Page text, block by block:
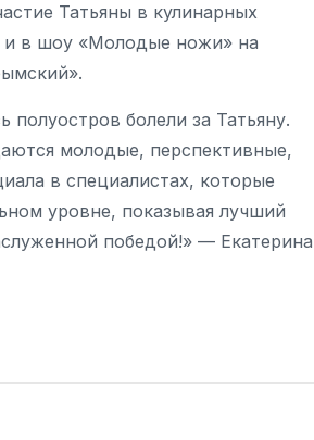
Татьяны в кулинарных
и в шоу «Молодые ножи» на
болели за Татьяну.
молодые, перспективные,
в специалистах, которые
уровне, показывая лучший
победой!» — Екатерина